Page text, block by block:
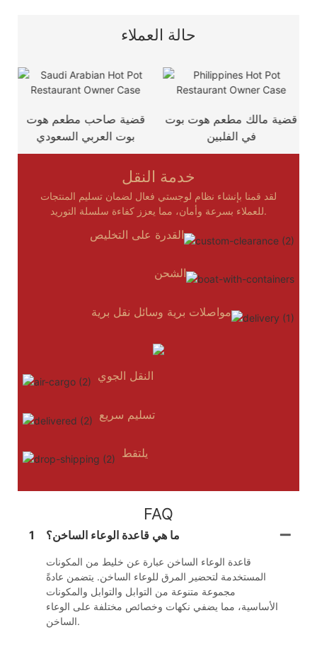
قضية صاحب مطعم هوت
بوت العربي السعودي
قضية مالك مطعم هوت بوت
في الفلبين
خدمة النقل
لقد قمنا بإنشاء نظام لوجستي فعال لضمان تسليم المنتجات
للعملاء بسرعة وأمان، مما يعزز كفاءة سلسلة التوريد.
القدرة على التخليص
الشحن
مواصلات برية وسائل نقل برية
النقل الجوي
تسليم سريع
يلتقط
FAQ
1 ما هي قاعدة الوعاء الساخن؟
قاعدة الوعاء الساخن عبارة عن خليط من المكونات
المستخدمة لتحضير المرق للوعاء الساخن. يتضمن عادةً
مجموعة متنوعة من التوابل والتوابل والمكونات
الأساسية، مما يضفي نكهات وخصائص مختلفة على الوعاء
الساخن.